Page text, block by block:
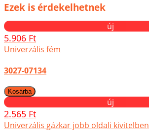
Ezek is érdekelhetnek
új
5.906 Ft
Univerzális fém
3027-07134
új
2.565 Ft
Univerzális gázkar jobb oldali kivitelben